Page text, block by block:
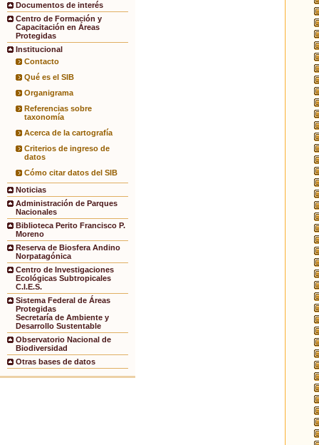
Documentos de interés
Centro de Formación y
Capacitación en Áreas
Protegidas
Institucional
Contacto
Qué es el SIB
Organigrama
Referencias sobre
taxonomía
Acerca de la cartografía
Criterios de ingreso de
datos
Cómo citar datos del SIB
Noticias
Administración de Parques
Nacionales
Biblioteca Perito Francisco P.
Moreno
Reserva de Biosfera Andino
Norpatagónica
Centro de Investigaciones
Ecológicas Subtropicales
C.I.E.S.
Sistema Federal de Áreas
Protegidas
Secretaría de Ambiente y
Desarrollo Sustentable
Observatorio Nacional de
Biodiversidad
Otras bases de datos